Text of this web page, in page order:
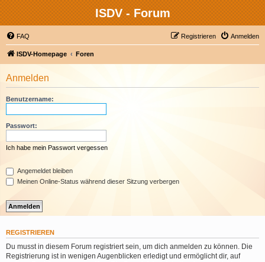
ISDV - Forum
FAQ Anmelden
Registrieren
ISDV-Homepage Foren
Anmelden
Benutzername:
Passwort:
Ich habe mein Passwort vergessen
Angemeldet bleiben
Meinen Online-Status während dieser Sitzung verbergen
REGISTRIEREN
Du musst in diesem Forum registriert sein, um dich anmelden zu können. Die
Registrierung ist in wenigen Augenblicken erledigt und ermöglicht dir, auf